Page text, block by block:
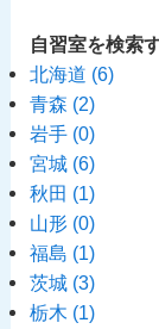
自習室を検索
北海道 (6)
青森 (2)
岩手 (0)
宮城 (6)
秋田 (1)
山形 (0)
福島 (1)
茨城 (3)
栃木 (1)